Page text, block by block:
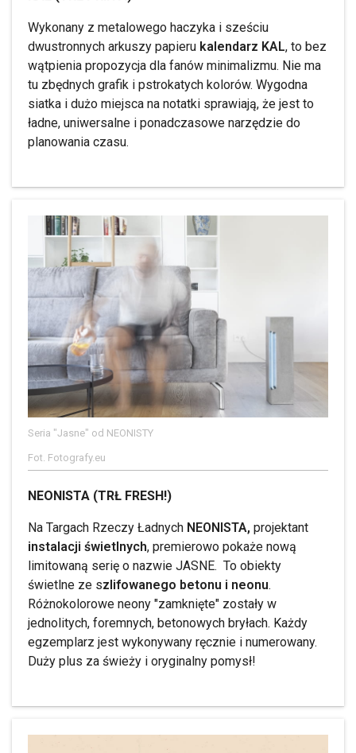
Wykonany z metalowego haczyka i sześciu
dwustronnych arkuszy papieru kalendarz KAL, to bez
wątpienia propozycja dla fanów minimalizmu. Nie ma
tu zbędnych grafik i pstrokatych kolorów. Wygodna
siatka i dużo miejsca na notatki sprawiają, że jest to
ładne, uniwersalne i ponadczasowe narzędzie do
planowania czasu.
Seria "Jasne" od NEONISTY
Fot. Fotografy.eu
NEONISTA (TRŁ FRESH!)
Na Targach Rzeczy Ładnych NEONISTA, projektant
instalacji świetlnych, premierowo pokaże nową
limitowaną serię o nazwie JASNE. To obiekty
świetlne ze szlifowanego betonu i neonu.
Różnokolorowe neony "zamknięte" zostały w
jednolitych, foremnych, betonowych bryłach. Każdy
egzemplarz jest wykonywany ręcznie i numerowany.
Duży plus za świeży i oryginalny pomysł!